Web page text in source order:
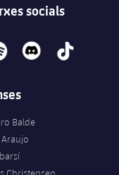
socials
discord tiktok
Balde